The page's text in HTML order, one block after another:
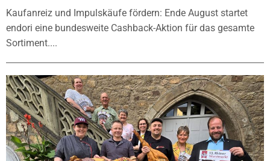
Kaufanreiz und Impulskäufe fördern: Ende August startet
endori eine bundesweite Cashback-Aktion für das gesamte
Sortiment....